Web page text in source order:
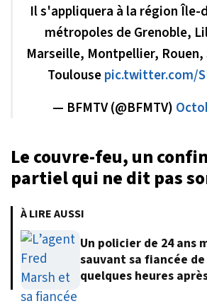
Il s'appliquera à la région Île-
métropoles de Grenoble,
Marseille, Montpellier,
Toulousepic.twitter.com/
— BFMTV (@BFMTV)
Le couvre-feu, un
partiel qui ne dit pas
À LIRE AUSSI
Un policier de 24 ans
sauvant sa fiancée
quelques heures